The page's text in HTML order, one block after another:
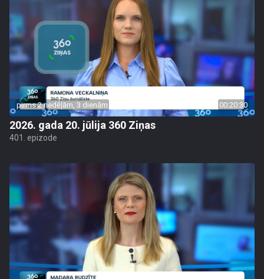
pirms 2 nedēļām, 3 dienām 00:20:30
2026. gada 20. jūlija 360 Ziņas
401. epizode